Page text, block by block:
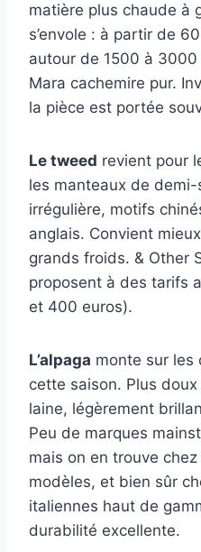
matière plus chaude à
s’envole : à partir de
autour de 1500 à
Mara cachemire pur.
la pièce est portée
Le tweed revient pour
les manteaux de demi-
irrégulière, motifs
anglais. Convient
grands froids. & Other
proposent à des tarifs
et 400 euros).
L’alpaga monte sur les
cette saison. Plus
laine, légèrement
Peu de marques
mais on en trouve
modèles, et bien sûr
italiennes haut de
durabilité excellente.